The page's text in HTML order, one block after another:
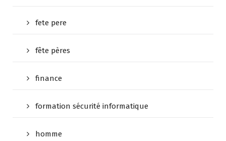
fete pere
fête pères
finance
formation sécurité informatique
homme